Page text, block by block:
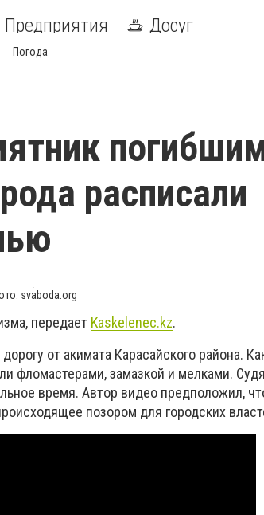
Предприятия Досуг
Погода
расписали
svaboda.org
передает Kaskelenec.kz.
от акимата Карасайского района.
фломастерами, замазкой и мелками.
время. Автор видео предположил,
позором для городских